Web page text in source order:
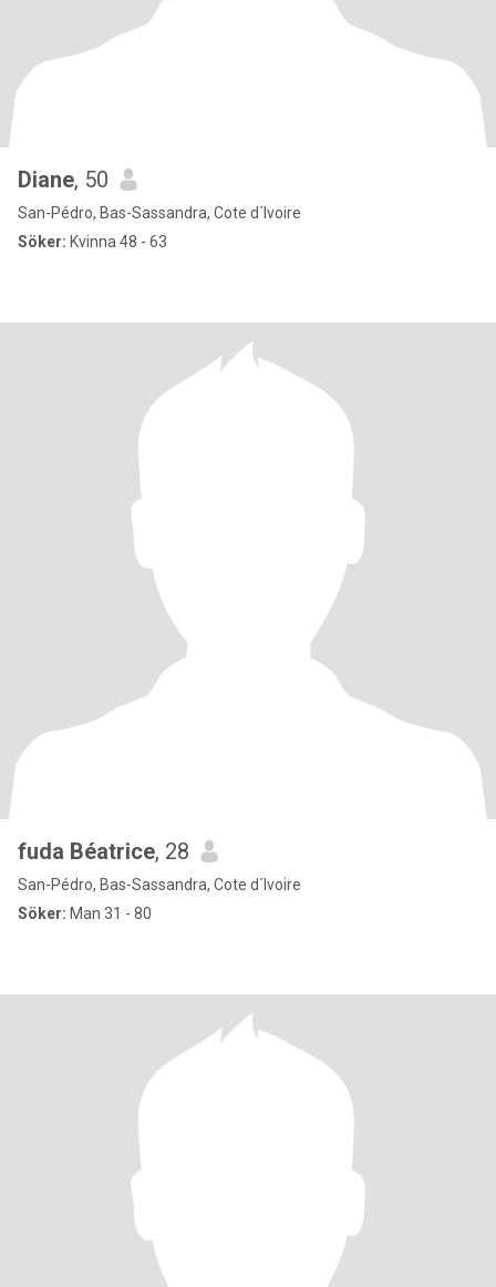
Diane, 50
San-Pédro, Bas-Sassandra, Cote d´Ivoire
Söker: Kvinna 48 - 63
fuda Béatrice, 28
San-Pédro, Bas-Sassandra, Cote d´Ivoire
Söker: Man 31 - 80